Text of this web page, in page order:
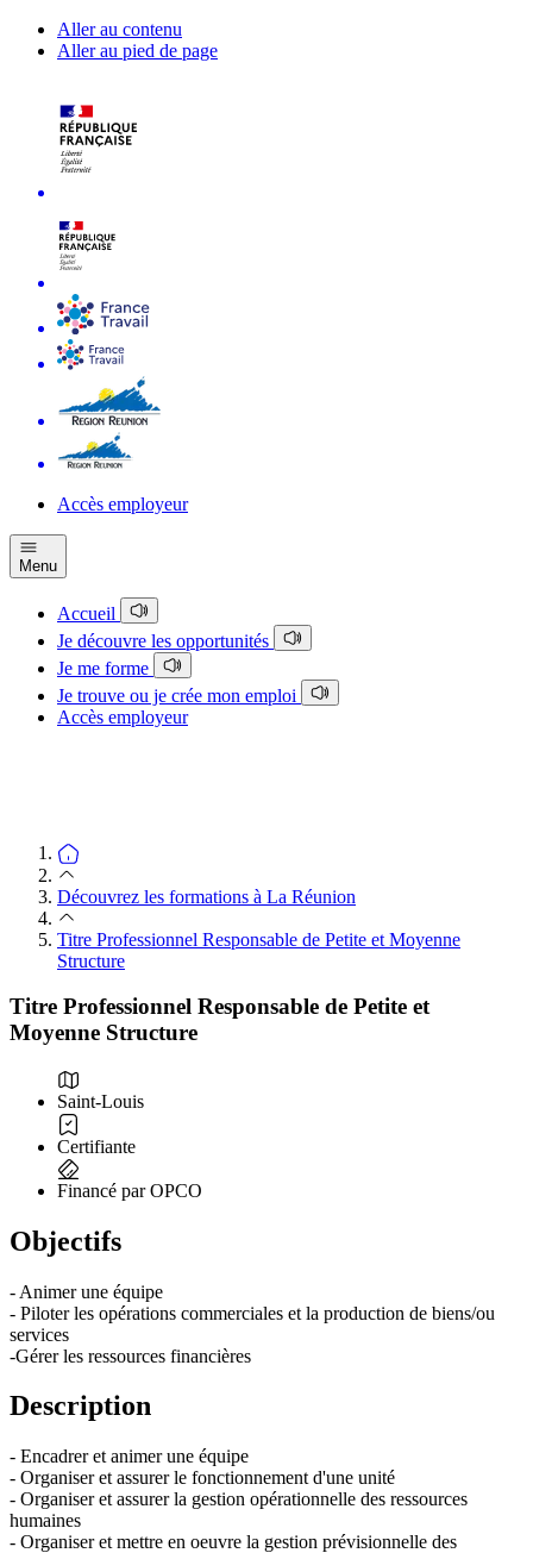
Aller au contenu
Aller au pied de page
Accès employeur
Menu
Accueil
Je découvre les opportunités
Je me forme
Je trouve ou je crée mon emploi
Accès employeur
Découvrez les formations à La Réunion
Titre Professionnel Responsable de Petite et Moyenne
Structure
Titre Professionnel Responsable de Petite et
Moyenne Structure
Saint-Louis
Certifiante
Financé par OPCO
Objectifs
- Animer une équipe
- Piloter les opérations commerciales et la production de biens/ou
services
-Gérer les ressources financières
Description
- Encadrer et animer une équipe
- Organiser et assurer le fonctionnement d'une unité
- Organiser et assurer la gestion opérationnelle des ressources
humaines
- Organiser et mettre en oeuvre la gestion prévisionnelle des